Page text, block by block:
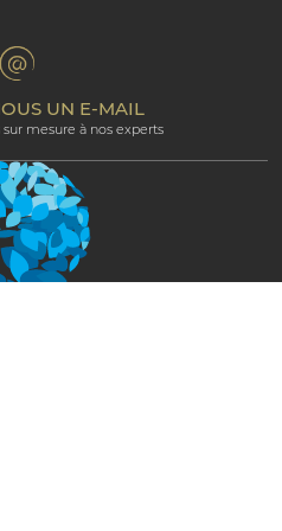
d’affiliation
Conditions
UN E-MAIL
mesure à nos experts